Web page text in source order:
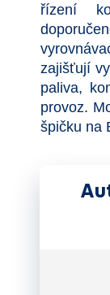
řízení
zajišťují
paliva,
provoz.
špičku na